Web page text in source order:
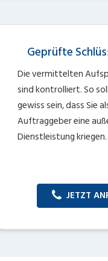
Geprüfte
Die vermittelten
sind kontrolliert. So
gewiss sein, dass Sie
Auftraggeber eine
Dienstleistung kriegen.
JETZT